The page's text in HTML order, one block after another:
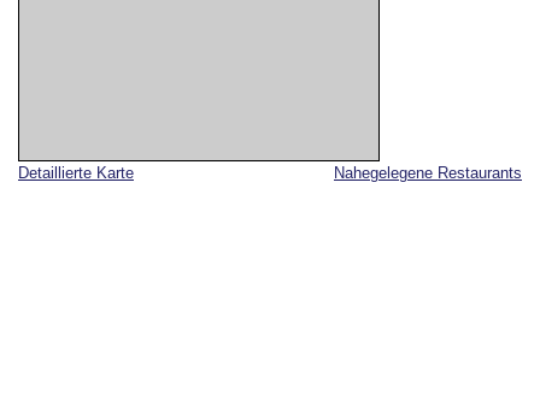
Nahegelegene Restaurants
Detaillierte Karte